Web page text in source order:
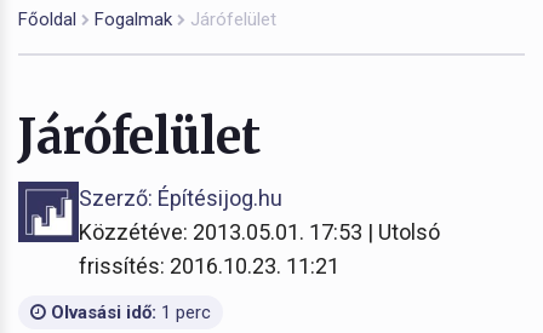
Főoldal Fogalmak Járófelület
Járófelület
Szerző: Építésijog.hu
Közzétéve: 2013.05.01. 17:53 | Utolsó
frissítés: 2016.10.23. 11:21
Olvasási idő: 1 perc